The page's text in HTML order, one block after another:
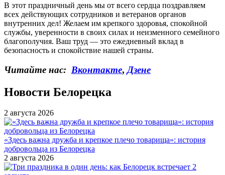
В этот праздничный день мы от всего сердца поздравляем
всех действующих сотрудников и ветеранов органов
внутренних дел! Желаем им крепкого здоровья, спокойной
службы, уверенности в своих силах и неизменного семейного
благополучия. Ваш труд — это ежедневный вклад в
безопасность и спокойствие нашей страны.
Читайте нас: Вконтакте, Дзене
Новости Белорецка
2 августа 2026
«Здесь важна дружба и крепкое плечо товарища»: история
добровольца из Белорецка
2 августа 2026